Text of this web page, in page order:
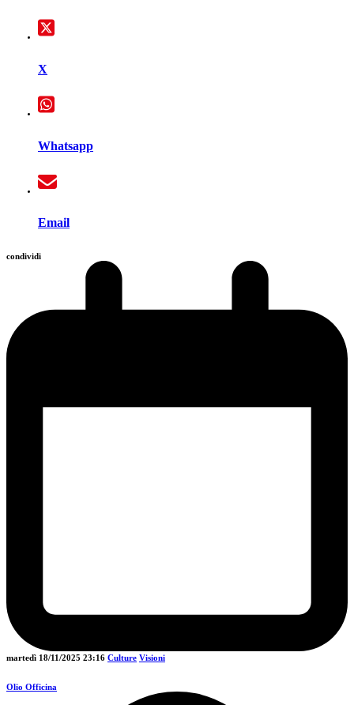
X
Whatsapp
Email
condividi
martedì 18/11/2025 23:16 Culture Visioni
Olio Officina